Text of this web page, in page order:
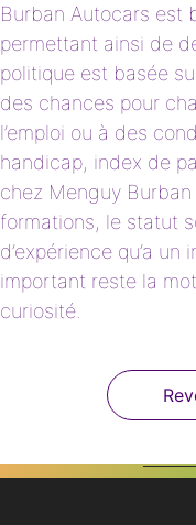
Burban Autocars est
permettant ainsi de
politique est basée
des chances pour
l’emploi ou à des
handicap, index de
chez Menguy
formations, le statut
d’expérience qu’a
important reste la
curiosité.